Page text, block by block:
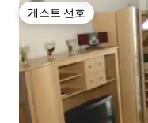
게스트 선호
게스트 선호